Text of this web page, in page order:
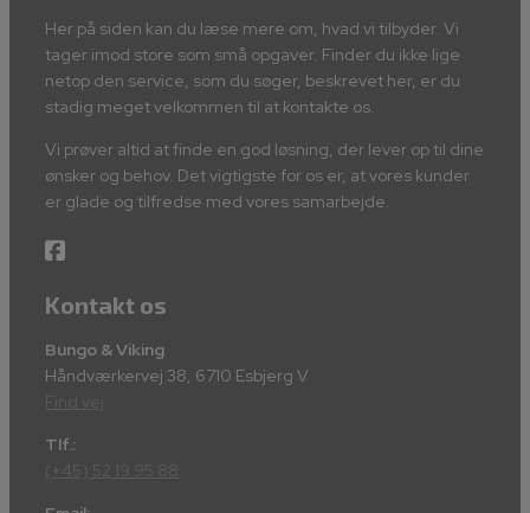
Her på siden kan du læse mere om, hvad vi tilbyder. Vi
tager imod store som små opgaver. Finder du ikke lige
netop den service, som du søger, beskrevet her, er du
stadig meget velkommen til at kontakte os.
Vi prøver altid at finde en god løsning, der lever op til dine
ønsker og behov. Det vigtigste for os er, at vores kunder
er glade og tilfredse med vores samarbejde.
Kontakt os
Bungo & Viking
Håndværkervej 38, 6710 Esbjerg V
Find vej
Tlf.:
(+45) 52 19 95 88